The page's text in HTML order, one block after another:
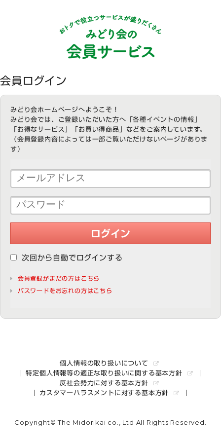
会員ログイン
みどり会ホームページへようこそ！
みどり会では、ご登録いただいた方へ「各種イベントの情報」
「お得なサービス」「お買い得商品」などをご案内しています。
（会員登録内容によっては一部ご覧いただけないページがありま
す）
ログイン
次回から自動でログインする
会員登録がまだの方はこちら
パスワードをお忘れの方はこちら
個人情報の取り扱いについて
特定個人情報等の適正な取り扱いに関する基本方針
反社会勢力に対する基本方針
カスタマーハラスメントに対する基本方針
Copyright© The Midorikai co., Ltd All Rights Reserved.